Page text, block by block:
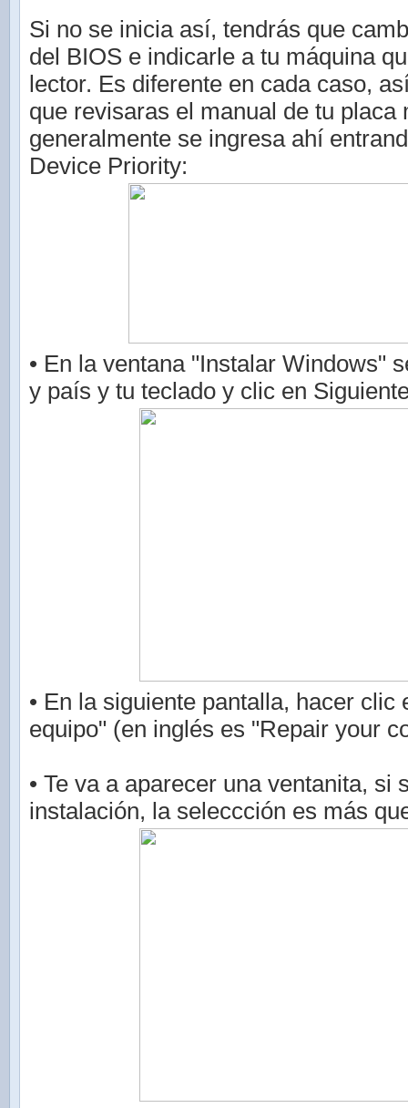
Si no se inicia así, tendrás que
del BIOS e indicarle a tu máquina
lector. Es diferente en cada caso,
que revisaras el manual de tu placa
generalmente se ingresa ahí
Device Priority:
• En la ventana "Instalar Windows"
y país y tu teclado y clic en
• En la siguiente pantalla, hacer clic
equipo" (en inglés es "Repair your
• Te va a aparecer una ventanita, si
instalación, la seleccción es más